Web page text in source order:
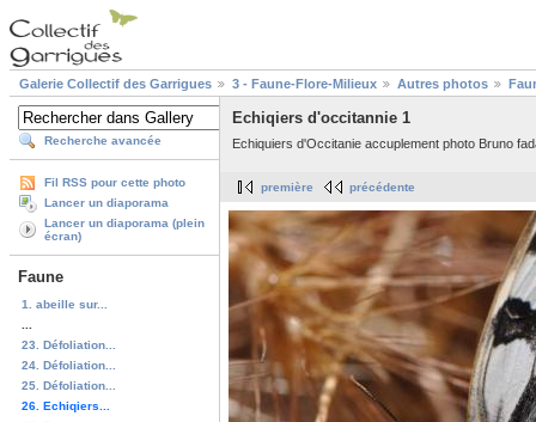
Galerie Collectif des Garrigues 3 - Faune-Flore-Milieux Autres photos
Recherche avancée
Fil RSS pour cette photo
Lancer un diaporama
Lancer un diaporama (plein
écran)
Faune
1. abeille sur...
23. Défoliation...
24. Défoliation...
25. Défoliation...
26. Echiqiers...
Echiqiers d'occitannie 1
Echiquiers d'Occitanie accuplement photo Bruno
première précédente